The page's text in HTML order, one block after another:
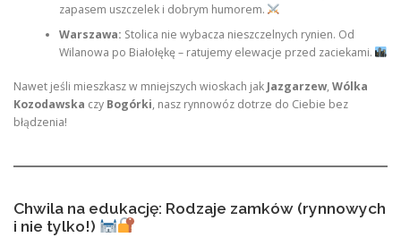
zapasem uszczelek i dobrym humorem.
Warszawa: Stolica nie wybacza nieszczelnych rynien. Od
Wilanowa po Białołękę – ratujemy elewacje przed zaciekami.
Nawet jeśli mieszkasz w mniejszych wioskach jak Jazgarzew, Wólka
Kozodawska czy Bogórki, nasz rynnowóz dotrze do Ciebie bez
błądzenia!
Chwila na edukację: Rodzaje zamków (rynnowych
i nie tylko!)